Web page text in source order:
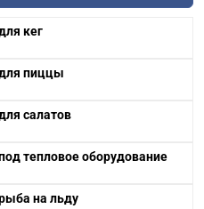
кег
пиццы
салатов
тепловое оборудование
на льду